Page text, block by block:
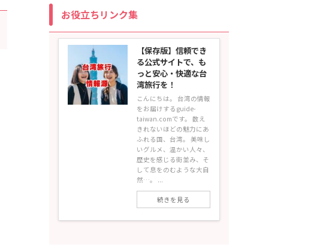
お役立ちリンク集
【保存版】信頼でき
る公式サイトで、も
っと安心・快適な台
湾旅行を！
こんにちは。 台湾の情報
をお届けするguide-
taiwan.comです。 数え
きれないほどの魅力にあ
ふれる国、台湾。 美味し
いグルメ、温かい人々、
歴史を感じる街並み、そ
して息をのむような大自
然…。 ...
続きを見る